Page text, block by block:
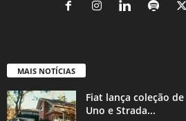
MAIS NOTÍCIAS
Fiat lança coleção
Uno e Strada...